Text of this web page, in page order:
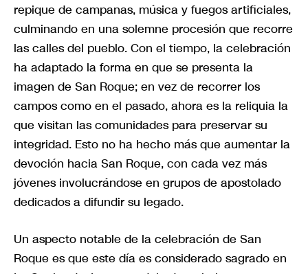
repique de campanas, música y fuegos artificiales,
culminando en una solemne procesión que recorre
las calles del pueblo. Con el tiempo, la celebración
ha adaptado la forma en que se presenta la
imagen de San Roque; en vez de recorrer los
campos como en el pasado, ahora es la reliquia la
que visitan las comunidades para preservar su
integridad. Esto no ha hecho más que aumentar la
devoción hacia San Roque, con cada vez más
jóvenes involucrándose en grupos de apostolado
dedicados a difundir su legado.
Un aspecto notable de la celebración de San
Roque es que este día es considerado sagrado en